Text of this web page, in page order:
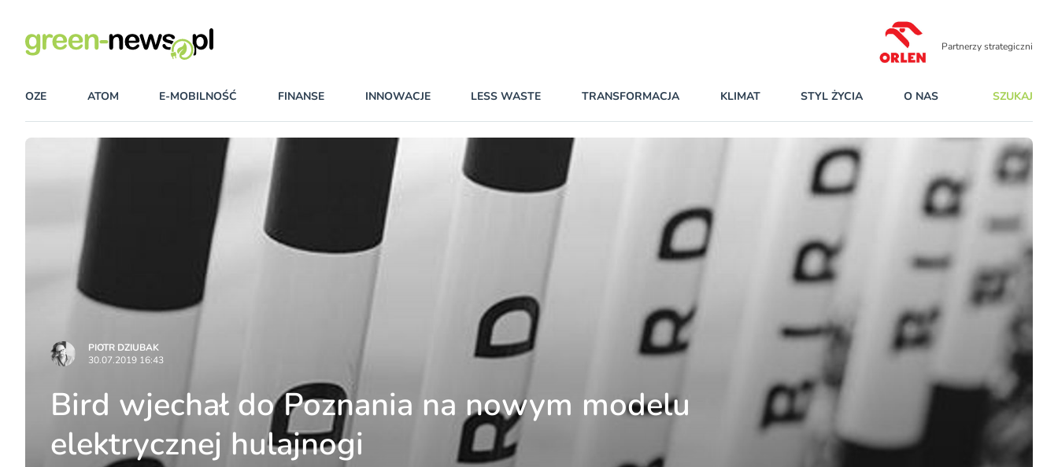
Partnerzy strategiczni
OZE ATOM E-MOBILNOŚĆ FINANSE INNOWACJE LESS WASTE TRANSFORMACJA KLIMAT STYL ŻYCIA O NAS SZUKAJ
PIOTR DZIUBAK
30.07.2019 16:43
Bird wjechał do Poznania na nowym modelu
elektrycznej hulajnogi